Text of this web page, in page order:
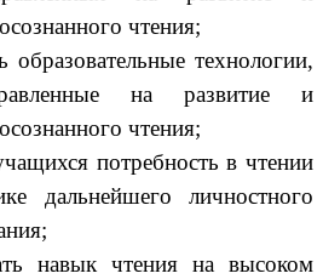
чтения;
образовательные технологии,
на развитие и
чтения;
потребность в чтении
дальнейшего личностного
навык чтения на высоком